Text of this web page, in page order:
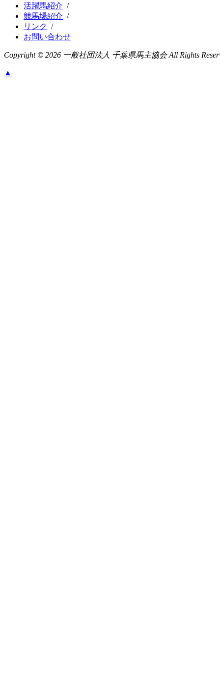
活躍馬紹介 /
競馬場紹介 /
リンク /
お問い合わせ
Copyright © 2026 一般社団法人 千葉県馬主協会 All Rights
▲